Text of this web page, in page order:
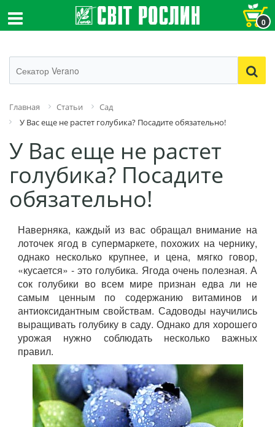
0
Главная Статьи
Сад
У Вас еще не растет голубика? Посадите обязательно!
У Вас еще не растет
голубика? Посадите
обязательно!
Наверняка, каждый из вас обращал внимание на
лоточек ягод в супермаркете, похожих на чернику,
однако несколько крупнее, и цена, мягко говор,
«кусается» - это голубика. Ягода очень полезная. А
сок голубики во всем мире признан едва ли не
самым ценным по содержанию витаминов и
антиоксидантным свойствам. Садоводы научились
выращивать голубику в саду. Однако для хорошего
урожая нужно соблюдать несколько важных
правил.